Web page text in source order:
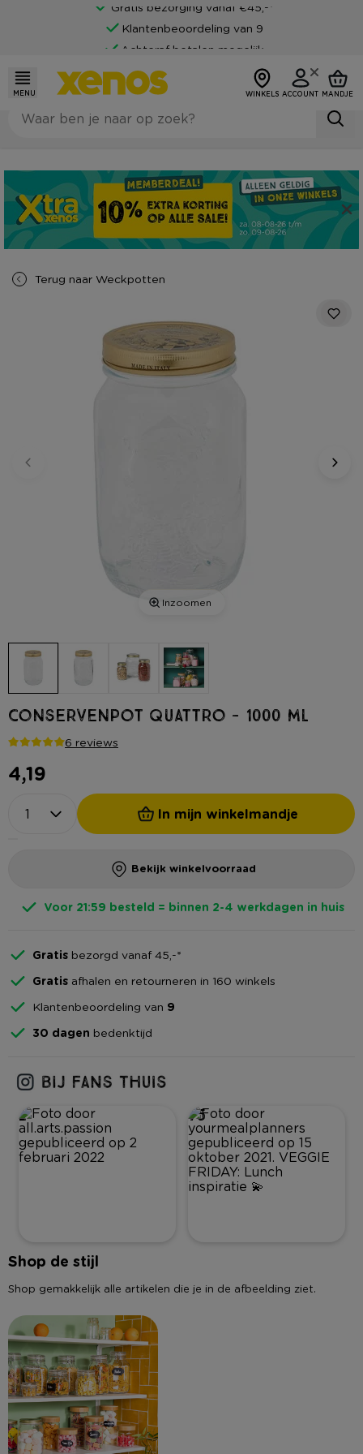
Gratis bezorging vanaf €45,-*
Klantenbeoordeling van 9
Achteraf betalen mogelijk
MENU WINKELS ACCOUNT MANDJE
Terug naar Weckpotten
Inzoomen
Conservenpot Quattro - 1000 ml
6 reviews
4,19
In mijn winkelmandje
Bekijk winkelvoorraad
Voor 21:59 besteld = binnen 2-4 werkdagen in huis
Gratis bezorgd vanaf 45,-*
Gratis afhalen en retourneren in 160 winkels
Klantenbeoordeling van 9
30 dagen bedenktijd
2 75
Shop de stijl
Shop gemakkelijk alle artikelen die je in de afbeelding ziet.